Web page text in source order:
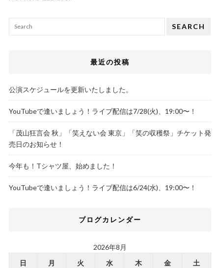
SEARCH
最近の投稿
公演スケジュールを更新いたしました。
YouTubeで逢いましょう！ライブ配信は7/28(火)、19:00〜！
「茂山狂言会 秋」「笑えない会 東京」「笑の収穫祭」チケット発
売日のお知らせ！
今年も！Tシャツ屋、始めました！
YouTubeで逢いましょう！ライブ配信は6/24(水)、19:00〜！
ブログカレンダー
2026年8月
日
月 火 水 木 金 土